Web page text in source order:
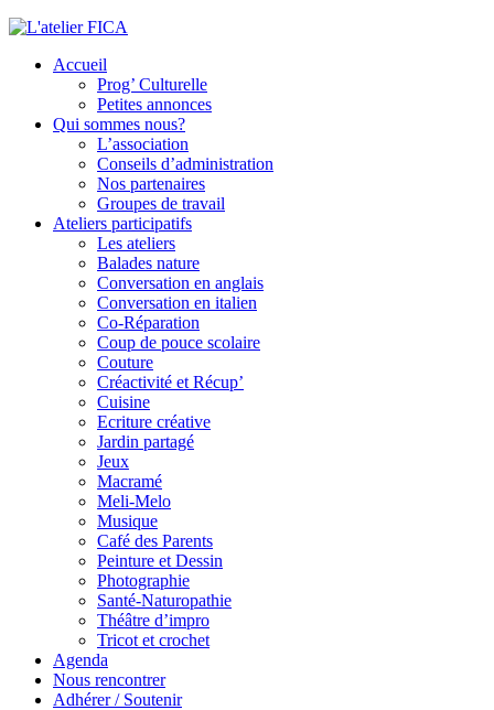
L'atelier FICA
Actions conviviales écologiques et solidaires sur le territoire de
Meximieux
Accueil
Prog’ Culturelle
Petites annonces
Qui sommes nous?
L’association
Conseils d’administration
Nos partenaires
Groupes de travail
Ateliers participatifs
Les ateliers
Balades nature
Conversation en anglais
Conversation en italien
Co-Réparation
Coup de pouce scolaire
Couture
Créactivité et Récup’
Cuisine
Ecriture créative
Jardin partagé
Jeux
Macramé
Meli-Melo
Musique
Café des Parents
Peinture et Dessin
Photographie
Santé-Naturopathie
Théâtre d’impro
Tricot et crochet
Agenda
Nous rencontrer
Adhérer / Soutenir